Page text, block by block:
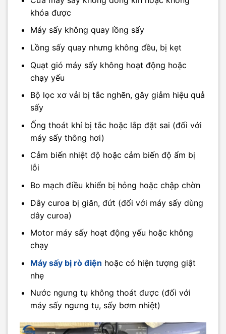
khóa được
Máy sấy không quay lồng sấy
Lồng sấy quay nhưng không đều, bị kẹt
Quạt gió máy sấy không hoạt động hoặc
chạy yếu
Bộ lọc xơ vải bị tắc nghẽn, gây giảm hiệu quả
sấy
Ống thoát khí bị tắc hoặc lắp đặt sai (đối với
máy sấy thông hơi)
Cảm biến nhiệt độ hoặc cảm biến độ ẩm bị
lỗi
Bo mạch điều khiển bị hỏng hoặc chập chờn
Dây curoa bị giãn, đứt (đối với máy sấy dùng
dây curoa)
Motor máy sấy hoạt động yếu hoặc không
chạy
Máy sấy bị rò điện hoặc có hiện tượng giật
nhẹ
Nước ngưng tụ không thoát được (đối với
máy sấy ngưng tụ, sấy bơm nhiệt)